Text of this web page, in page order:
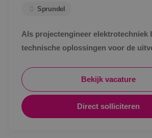
Sprundel
Als projectengineer elektrotechniek
technische oplossingen voor de
begroting.
Bekijk vacature
Direct solliciteren